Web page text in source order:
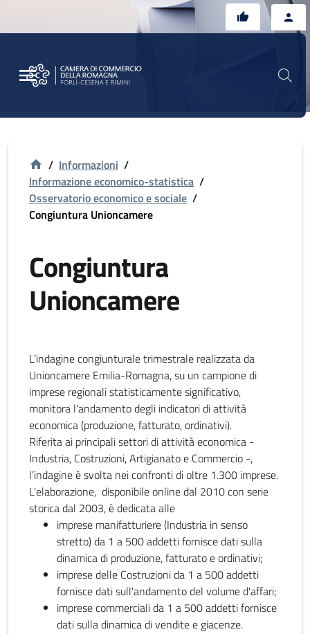
/ Informazioni /
Informazione economico-statistica /
Osservatorio economico e sociale /
Congiuntura Unioncamere
Congiuntura
Unioncamere
L’indagine congiunturale trimestrale realizzata da
Unioncamere Emilia-Romagna, su un campione di
imprese regionali statisticamente significativo,
monitora l'andamento degli indicatori di attività
economica (produzione, fatturato, ordinativi).
Riferita ai principali settori di attività economica -
Industria, Costruzioni, Artigianato e Commercio -,
l’indagine è svolta nei confronti di oltre 1.300 imprese.
L'elaborazione, disponibile online dal 2010 con serie
storica dal 2003, è dedicata alle
imprese manifatturiere (Industria in senso
stretto) da 1 a 500 addetti fornisce dati sulla
dinamica di produzione, fatturato e ordinativi;
imprese delle Costruzioni da 1 a 500 addetti
fornisce dati sull'andamento del volume d'affari;
imprese commerciali da 1 a 500 addetti fornisce
dati sulla dinamica di vendite e giacenze.